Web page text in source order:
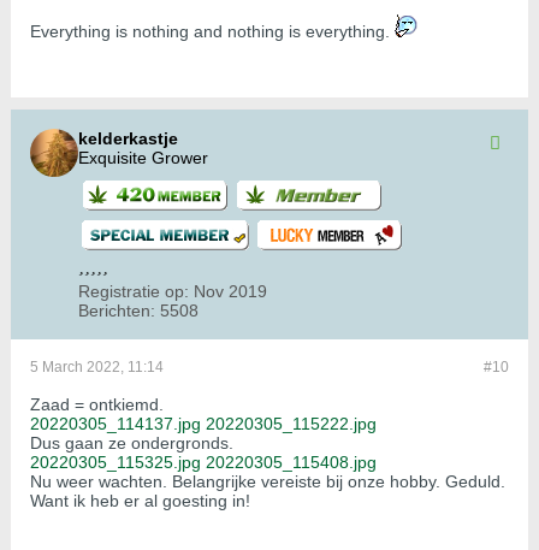
​​​​​​Everything is nothing and nothing is everything.
kelderkastje
Exquisite Grower
Registratie op: Nov 2019
Berichten: 5508
#10
5 March 2022, 11:14
Zaad = ontkiemd.
20220305_114137.jpg 20220305_115222.jpg
Dus gaan ze ondergronds.
20220305_115325.jpg 20220305_115408.jpg
Nu weer wachten. Belangrijke vereiste bij onze hobby. Geduld.
Want ik heb er al goesting in!